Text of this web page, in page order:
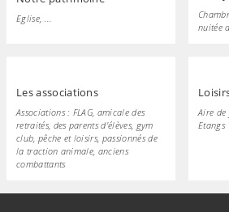
Eglise, ...
nuitée
Les associations
Associations : FLAG, amicale des
retraités, des parents d'élèves, gym
club, pêche et loisirs, passionnés de
la traction animale, anciens
combattants
Aire de
Etangs